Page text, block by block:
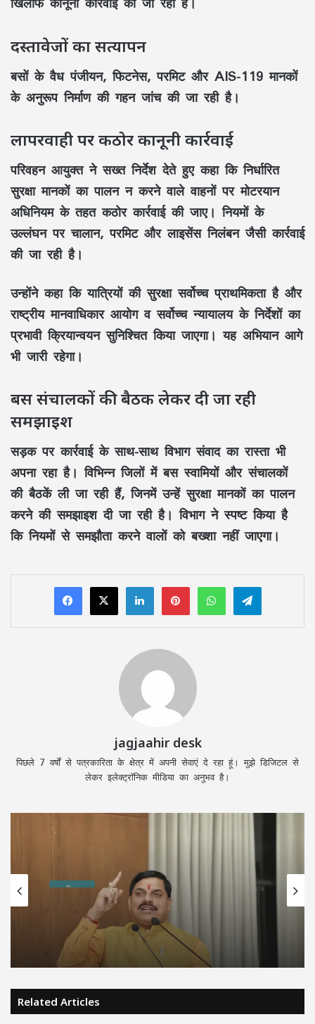
दस्तावेजों का सत्यापन
बसों के वैधपंजीयन, फिटनेस, परमिटऔर AIS-119 मानकों
के अनुरूप निर्माण की गहन जांच की जा रही है।
लापरवाही पर कठोर कानूनी कार्रवाई
परिवहन आयुक्त ने सख्त निर्देश देते हुए कहा कि निर्धारित
सुरक्षा मानकोंका पालन न करने वाले वाहनों परमोटरयान
अधिनियमके तहत कठोर कार्रवाई की जाए। नियमों के
उल्लंघन परचालान, परमिट और लाइसेंस निलंबनजैसी कार्रवाई
की जा रही है।
उन्होंने कहा कियात्रियों की सुरक्षा सर्वोच्च प्राथमिकताहै और
राष्ट्रीय मानवाधिकार आयोग व सर्वोच्च न्यायालय के निर्देशों का
प्रभावी क्रियान्वयन सुनिश्चित किया जाएगा। यह अभियान आगे
भी जारी रहेगा।
बस संचालकों की बैठक लेकर दी जा रही
समझाइश
सड़क पर कार्रवाई के साथ-साथ विभाग संवाद का रास्ता भी
अपना रहा है। विभिन्न जिलों मेंबस स्वामियों और संचालकों
की बैठकेंली जा रही हैं, जिनमें उन्हेंसुरक्षा मानकों का पालन
करने की समझाइश दी जा रही है। विभाग ने स्पष्ट किया है
किनियमों से समझौता करने वालों को बख्शा नहीं जाएगा।
LinkedInPinterestWhatsAppTelegram
jagjaahir desk
पिछले 7 वर्षों से पत्रकारिता के क्षेत्र में अपनी सेवाएं दे रहा हूं। मुझे डिजिटल से
लेकर इलेक्ट्रॉनिक मीडिया का अनुभव है।
छत्तीसगढ़
August 7, 2026
शिकायतें सुनते ही एक्शन में CM मोहन यादव,
CMHO समेत 3 अधिकारियों को किया सस्पेंड
Related Articles